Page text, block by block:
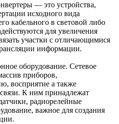
— это устройства,
исходного вида
кабельного в световой либо
для увеличения
участки с отличающимися
информации.
оборудование. Сетевое
приборов,
восприятие а также
К ним принадлежат
радиорелейные
важное для создания